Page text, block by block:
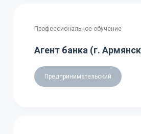
Профессиональное обучение
Агент банка (г.
Предпринимательский